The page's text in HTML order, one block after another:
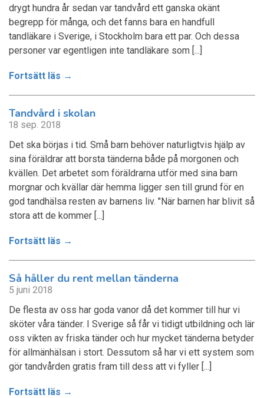
drygt hundra år sedan var tandvård ett ganska okänt
begrepp för många, och det fanns bara en handfull
tandläkare i Sverige, i Stockholm bara ett par. Och dessa
personer var egentligen inte tandläkare som [...]
Fortsätt läs →
Tandvård i skolan
18 sep. 2018
Det ska börjas i tid. Små barn behöver naturligtvis hjälp av
sina föräldrar att borsta tänderna både på morgonen och
kvällen. Det arbetet som föräldrarna utför med sina barn
morgnar och kvällar där hemma ligger sen till grund för en
god tandhälsa resten av barnens liv. "När barnen har blivit så
stora att de kommer [...]
Fortsätt läs →
Så håller du rent mellan tänderna
5 juni 2018
De flesta av oss har goda vanor då det kommer till hur vi
sköter våra tänder. I Sverige så får vi tidigt utbildning och lär
oss vikten av friska tänder och hur mycket tänderna betyder
för allmänhälsan i stort. Dessutom så har vi ett system som
gör tandvården gratis fram till dess att vi fyller [...]
Fortsätt läs →